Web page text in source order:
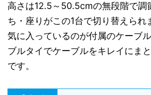
高さは12.5～50.5cmの無段階で調
ち・座りがこの1台で切り替えられ
気に入っているのが付属のケーブ
ブルタイでケーブルをキレイにま
です。